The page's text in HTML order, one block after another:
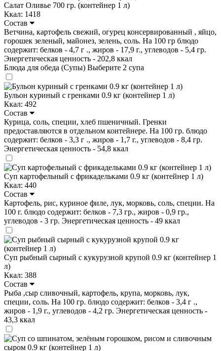
Салат Оливье 700 гр. (контейнер 1 л)
Ккал: 1418
Состав
Ветчина, картофель свежий, огурец консервированный , яйцо,
горошек зеленый, майонез, зелень, соль. На 100 гр блюдо
содержит: белков - 4,7 г ., жиров - 17,9 г., углеводов - 5,4 гр.
Энергетическая ценность - 202,8 ккал
Блюда для обеда (Супы) Выберите 2 супа
Бульон куриный с гренками 0.9 кг (контейнер 1 л)
Ккал: 492
Состав
Курица, соль, специи, хлеб пшеничный. Гренки
предоставляются в отдельном контейнере. На 100 гр. блюдо
содержит: белков - 3,3 г ., жиров - 1,7 г., углеводов - 8,4 гр.
Энергетическая ценность - 54,8 ккал
Суп картофельный с фрикадельками 0.9 кг (контейнер 1 л)
Ккал: 440
Состав
Картофель, рис, куриное филе, лук, морковь, соль, специи. На
100 г. блюдо содержит: белков - 7,3 гр., жиров - 0,9 гр.,
углеводов - 3 гр. Энергетическая ценность - 49 ккал
Суп рыбный сырный с кукурузной крупой 0.9 кг (контейнер 1
л)
Ккал: 388
Состав
Рыба ,сыр сливочный, картофель, крупа, морковь, лук,
специи, соль. На 100 гр. блюдо содержит: белков - 3,4 г .,
жиров - 1,9 г., углеводов - 4,2 гр. Энергетическая ценность -
43,3 ккал